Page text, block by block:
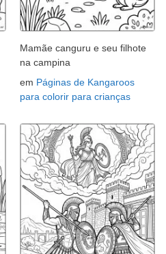
Mamãe canguru e seu filhote
na campina
em Páginas de Kangaroos
para colorir para crianças